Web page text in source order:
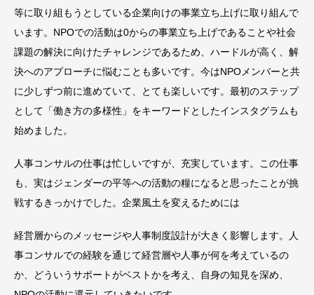
等に取り組もうとしている企業向けの事業立ち上げに取り組んで
います。NPOでの活動は0からの事業立ち上げであることや社会
課題の解決に向けたチャレンジであるため、ハードルが高く、解
決へのアプローチに悩むことも多いです。今はNPOメンバーと共
に少しずつ前に進めていて、とても楽しいです。最初のステップ
として「働き方の多様性」をキーワードとしたインスタグラムも
始めました。
人事コンサルの仕事は忙しいですが、充実しています。この仕事
も、実はジェンダーの平等への活動の糧になると思ったことが挑
戦するきっかけでした。企業風土を変えるためには
経営層からのメッセージや人事制度設計が大きく影響します。人
事コンサルでの経験を通じて経営層や人事が何を考えているの
か、どういうサポートがベストかを考え、自身の知見を深め、